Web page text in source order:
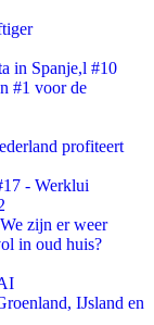
in Spanje,l #10
#1 voor de
profiteert
- Werklui
zijn er weer
in oud huis?
IJsland en